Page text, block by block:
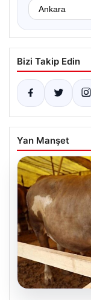
Bizi Takip Edin
Yan Manşet